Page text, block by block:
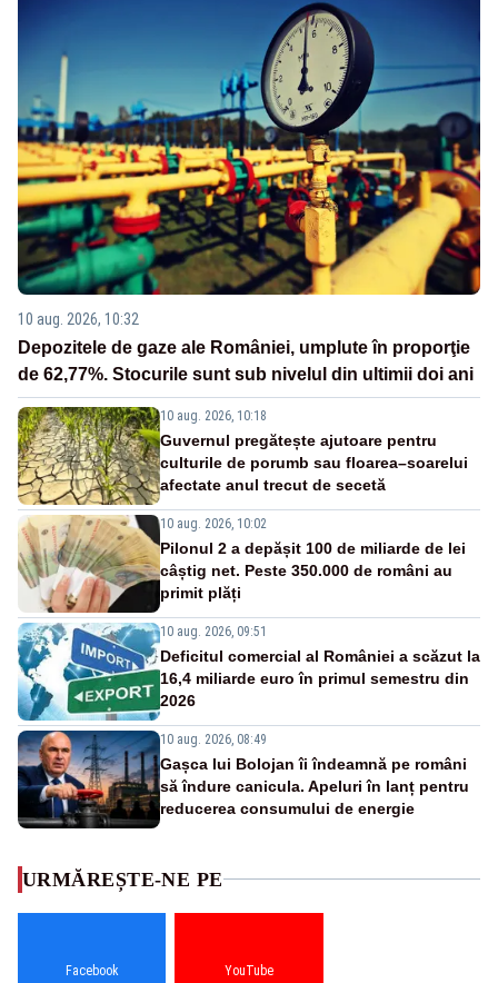
10 aug. 2026, 10:32
Depozitele de gaze ale României, umplute în proporţie
de 62,77%. Stocurile sunt sub nivelul din ultimii doi ani
10 aug. 2026, 10:18
Guvernul pregătește ajutoare pentru
culturile de porumb sau floarea–soarelui
afectate anul trecut de secetă
10 aug. 2026, 10:02
Pilonul 2 a depășit 100 de miliarde de lei
câștig net. Peste 350.000 de români au
primit plăți
10 aug. 2026, 09:51
Deficitul comercial al României a scăzut la
16,4 miliarde euro în primul semestru din
2026
10 aug. 2026, 08:49
Gașca lui Bolojan îi îndeamnă pe români
să îndure canicula. Apeluri în lanț pentru
reducerea consumului de energie
URMĂREȘTE-NE PE
Facebook YouTube